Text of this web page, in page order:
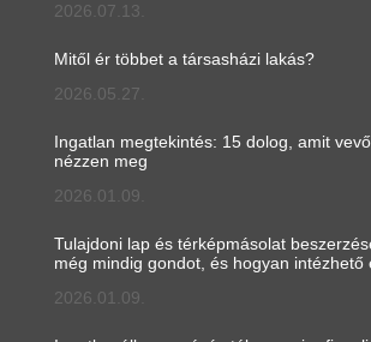
2026.07.13.
Mitől ér többet a társasházi lakás?
2026.05.27.
Ingatlan megtekintés: 15 dolog, amit
nézzen meg
2026.01.09.
Tulajdoni lap és térképmásolat
még mindig gondot, és hogyan intézhető
2026.01.09.